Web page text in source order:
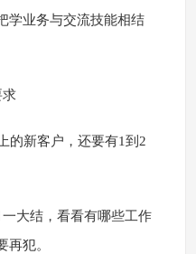
学业务与交流技能相结
求
的新客户，还要有1到2
一大结，看看有哪些工作
再犯。